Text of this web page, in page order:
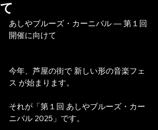
て
あしやブルーズ・カーニバル — 第１回
開催に向けて
今年、芦屋の街で 新しい形の音楽フェ
ス が始まります。
それが「第１回 あしやブルーズ・カー
ニバル 2025」です。